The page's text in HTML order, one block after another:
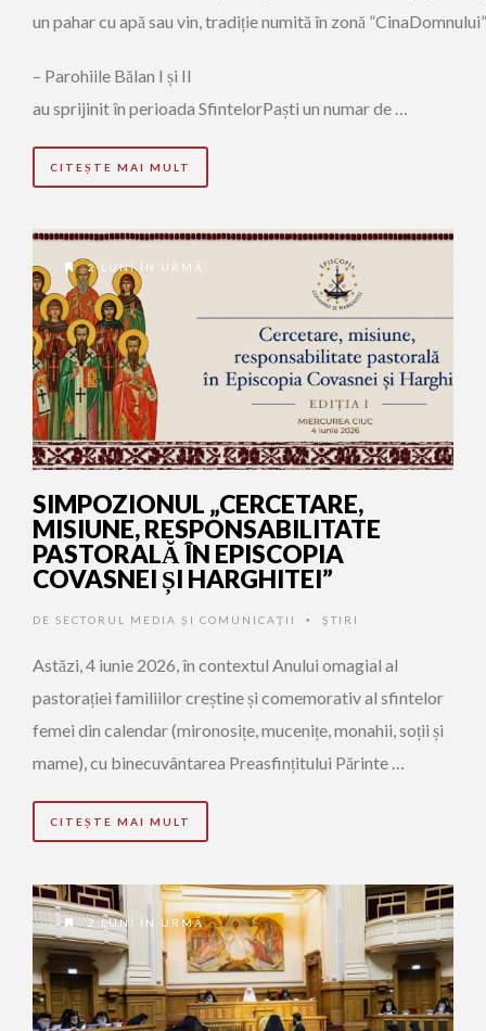
un pahar cu apă sau vin, tradiție numită în zonă
– Parohiile Bălan I și II
au sprijinit în perioada SfintelorPaști un numar de …
CITEȘTE MAI MULT
2 LUNI ÎN URMĂ
SIMPOZIONUL „CERCETARE,
MISIUNE, RESPONSABILITATE
PASTORALĂ ÎN EPISCOPIA
COVASNEI ȘI HARGHITEI”
DE SECTORUL MEDIA ȘI COMUNICAȚII • ŞTIRI
Astăzi, 4 iunie 2026, în contextul Anului omagial al
pastorației familiilor creștine și comemorativ al sfintelor
femei din calendar (mironosițe, mucenițe, monahii, soții și
mame), cu binecuvântarea Preasfințitului Părinte …
CITEȘTE MAI MULT
2 LUNI ÎN URMĂ